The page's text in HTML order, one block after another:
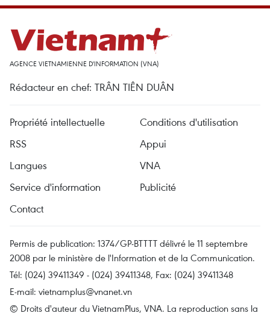
AGENCE VIETNAMIENNE D'INFORMATION (VNA)
Rédacteur en chef: TRÂN TIÊN DUÂN
Propriété intellectuelle
Conditions d'utilisation
RSS
Appui
Langues
VNA
Service d'information
Publicité
Contact
Permis de publication: 1374/GP-BTTTT délivré le 11 septembre
2008 par le ministère de l'Information et de la Communication.
Tél: (024) 39411349 - (024) 39411348, Fax: (024) 39411348
E-mail: vietnamplus@vnanet.vn
© Droits d'auteur du VietnamPlus, VNA. La reproduction sans la